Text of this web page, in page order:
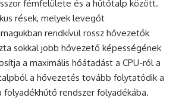
fémfelülete és a hűtőtalp között.
rések, melyek levegőt
rendkívül rossz hővezetők
sokkal jobb hővezető képességének
a maximális hőátadást a CPU-ról a
a hővezetés tovább folytatódik a
folyadékhűtő rendszer folyadékába.